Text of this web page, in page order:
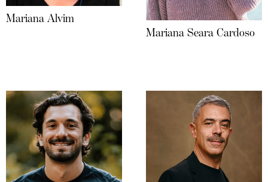
Mariana Alvim
Mariana Seara Cardoso